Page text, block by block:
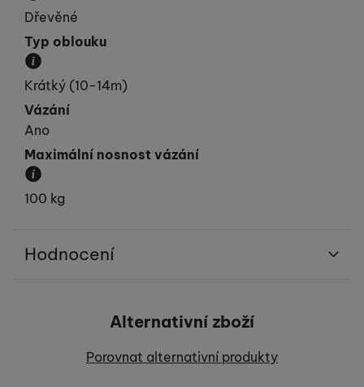
Materiál, ze kterého je jádro lyže vyrobeno.
Dřevěné
Typ oblouku
Přibližná velikost poloměru oblouku.
Krátký (10-14m)
Vázání
Ano
Maximální nosnost vázání
Určuje maximální hmotnost lyžaře.
100 kg
Hodnocení
Recenze
Alternativní zboží
Porovnat alternativní produkty